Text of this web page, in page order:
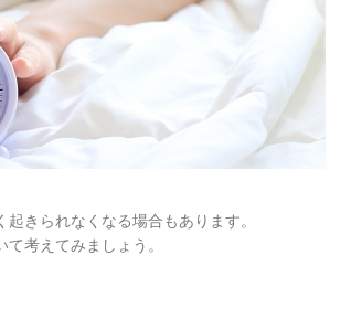
きられなくなる場合もあります。
考えてみましょう。